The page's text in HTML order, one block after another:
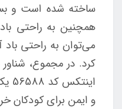
ساخته شده است و
همچنین به راحتی
می‌توان به راحتی
کرد. در مجموع،
و ایمن برای کودکان